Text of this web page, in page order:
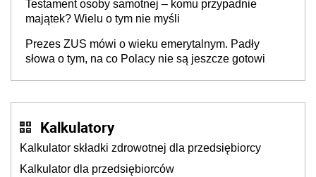
Testament osoby samotnej – komu przypadnie
majątek? Wielu o tym nie myśli
Prezes ZUS mówi o wieku emerytalnym. Padły
słowa o tym, na co Polacy nie są jeszcze gotowi
Kalkulatory
Kalkulator składki zdrowotnej dla przedsiębiorcy
Kalkulator dla przedsiębiorców